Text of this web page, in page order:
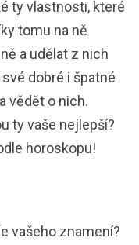
ty vlastnosti, které
tomu na ně
a udělat z nich
dobré i špatné
vědět o nich.
ty vaše nejlepší?
horoskopu!
vašeho znamení?